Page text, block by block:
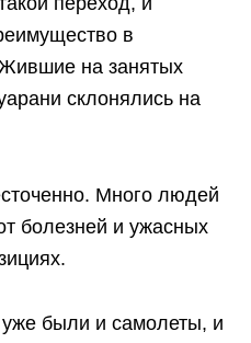
в
на занятых
склонялись на
Много людей
болезней и ужасных
были и самолеты, и